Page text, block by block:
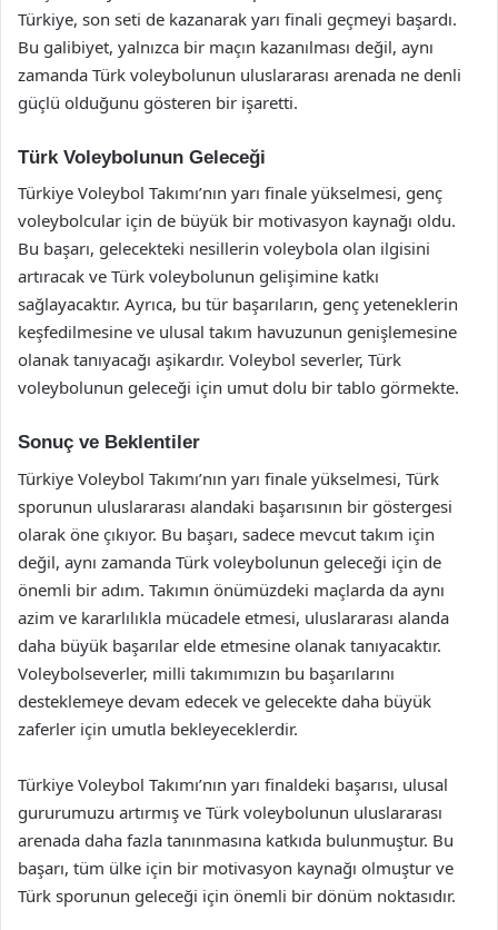
Türkiye, son seti de kazanarak yarı finali geçmeyi başardı.
Bu galibiyet, yalnızca bir maçın kazanılması değil, aynı
zamanda Türk voleybolunun uluslararası arenada ne denli
güçlü olduğunu gösteren bir işaretti.
Türk Voleybolunun Geleceği
Türkiye Voleybol Takımı’nın yarı finale yükselmesi, genç
voleybolcular için de büyük bir motivasyon kaynağı oldu.
Bu başarı, gelecekteki nesillerin voleybola olan ilgisini
artıracak ve Türk voleybolunun gelişimine katkı
sağlayacaktır. Ayrıca, bu tür başarıların, genç yeteneklerin
keşfedilmesine ve ulusal takım havuzunun genişlemesine
olanak tanıyacağı aşikardır. Voleybol severler, Türk
voleybolunun geleceği için umut dolu bir tablo görmekte.
Sonuç ve Beklentiler
Türkiye Voleybol Takımı’nın yarı finale yükselmesi, Türk
sporunun uluslararası alandaki başarısının bir göstergesi
olarak öne çıkıyor. Bu başarı, sadece mevcut takım için
değil, aynı zamanda Türk voleybolunun geleceği için de
önemli bir adım. Takımın önümüzdeki maçlarda da aynı
azim ve kararlılıkla mücadele etmesi, uluslararası alanda
daha büyük başarılar elde etmesine olanak tanıyacaktır.
Voleybolseverler, milli takımımızın bu başarılarını
desteklemeye devam edecek ve gelecekte daha büyük
zaferler için umutla bekleyeceklerdir.
Türkiye Voleybol Takımı’nın yarı finaldeki başarısı, ulusal
gururumuzu artırmış ve Türk voleybolunun uluslararası
arenada daha fazla tanınmasına katkıda bulunmuştur. Bu
başarı, tüm ülke için bir motivasyon kaynağı olmuştur ve
Türk sporunun geleceği için önemli bir dönüm noktasıdır.